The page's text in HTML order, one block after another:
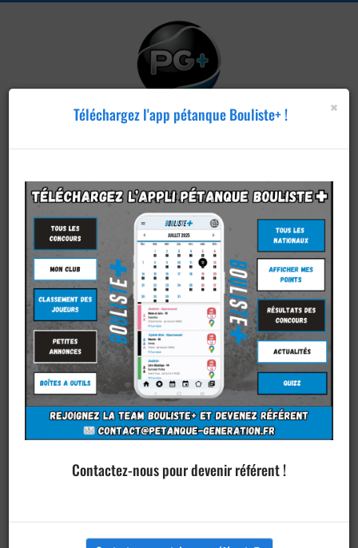
Publier un
concours
×
Téléchargez l'app pétanque Bouliste+ !
Contactez-nous pour devenir référent !